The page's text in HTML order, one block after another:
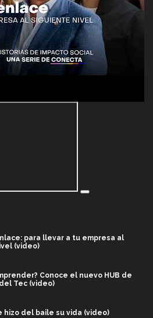
para llevar a tu empresa al
(video)
Conoce el nuevo HUB de
Tec (video)
hizo del baile su vida (video)